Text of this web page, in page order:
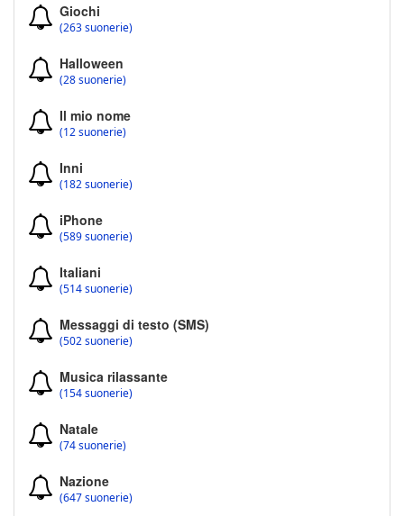
Giochi
(263 suonerie)
Halloween
(28 suonerie)
Il mio nome
(12 suonerie)
Inni
(182 suonerie)
iPhone
(589 suonerie)
Italiani
(514 suonerie)
Messaggi di testo (SMS)
(502 suonerie)
Musica rilassante
(154 suonerie)
Natale
(74 suonerie)
Nazione
(647 suonerie)